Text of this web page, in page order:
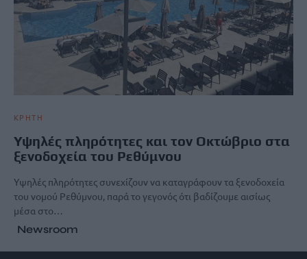
ΚΡΗΤΗ
Υψηλές πληρότητες και τον Οκτώβριο στα
ξενοδοχεία του Ρεθύμνου
Υψηλές πληρότητες συνεχίζουν να καταγράφουν τα ξενοδοχεία
του νομού Ρεθύμνου, παρά το γεγονός ότι βαδίζουμε αισίως
μέσα στο…
Newsroom